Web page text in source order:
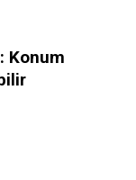
Konum